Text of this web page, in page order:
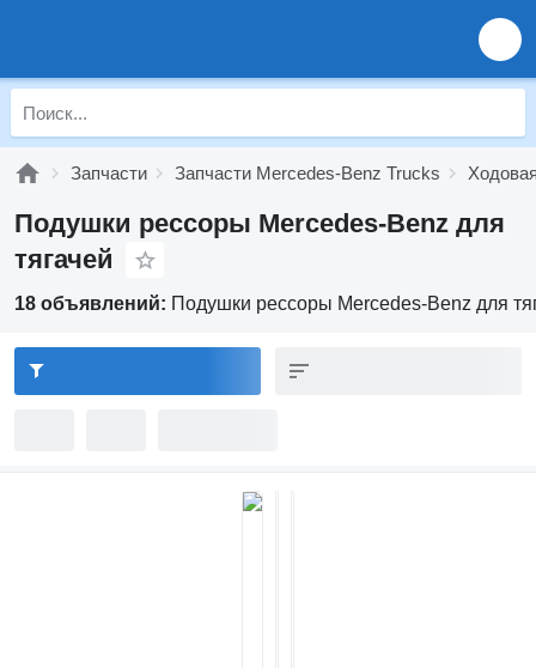
Запчасти Запчасти Mercedes-Benz Trucks
Подушки рессоры Mercedes-Benz для
тягачей
18 объявлений: Подушки рессоры Mercedes-Benz для